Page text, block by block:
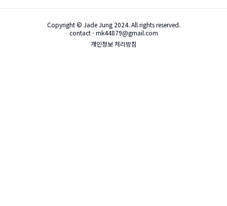
Copyright © Jade Jung 2024. All rights reserved.
contact - mk44879@gmail.com
개인정보 처리방침